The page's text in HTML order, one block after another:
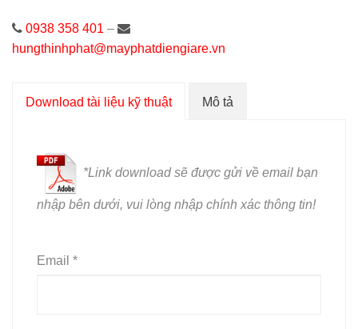
0938 358 401 –
hungthinhphat@mayphatdiengiare.vn
Download tài liệu kỹ thuật Mô tả
*Link download sẽ được gửi về email bạn
nhập bên dưới, vui lòng nhập chính xác thông tin!
Email *